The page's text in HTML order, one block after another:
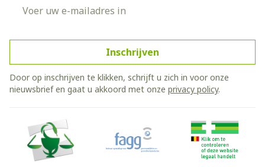
Inschrijven
Door op inschrijven te klikken, schrijft u zich in voor onze
nieuwsbrief en gaat u akkoord met onze privacy policy.